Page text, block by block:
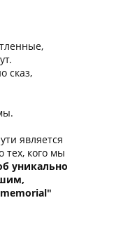
сказ,
является
тех, кого мы
уникально